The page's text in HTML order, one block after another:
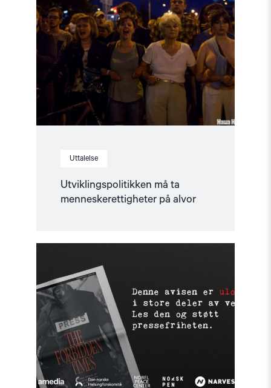
Uttalelse
Utviklingspolitikken må ta
menneskerettigheter på alvor
må
ta
menneskerettigheter
på
alvor"
–
les
The
Forbidden